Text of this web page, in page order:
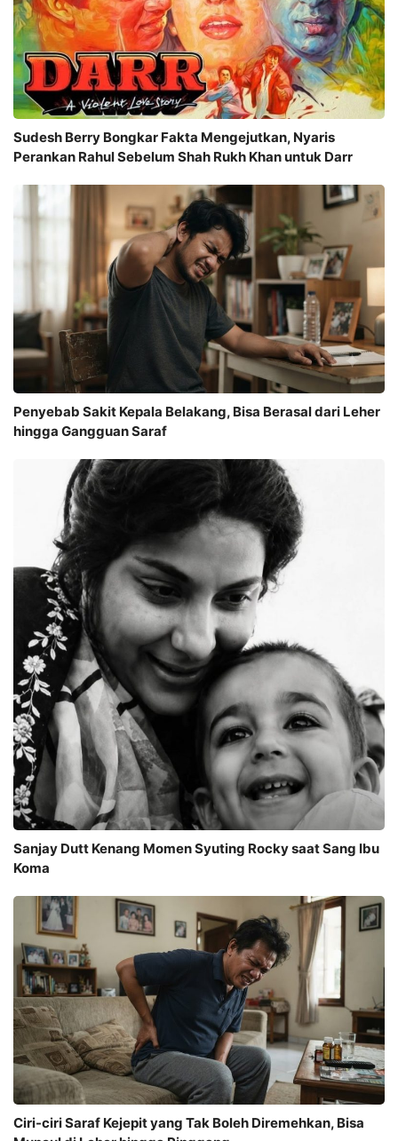
Sudesh Berry Bongkar Fakta Mengejutkan, Nyaris
Perankan Rahul Sebelum Shah Rukh Khan untuk Darr
Penyebab Sakit Kepala Belakang, Bisa Berasal dari Leher
hingga Gangguan Saraf
Sanjay Dutt Kenang Momen Syuting Rocky saat Sang Ibu
Koma
Ciri-ciri Saraf Kejepit yang Tak Boleh Diremehkan, Bisa